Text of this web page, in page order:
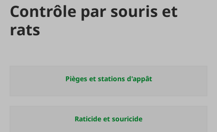
Contrôle par souris et
rats
Pièges et stations d'appât
Raticide et souricide